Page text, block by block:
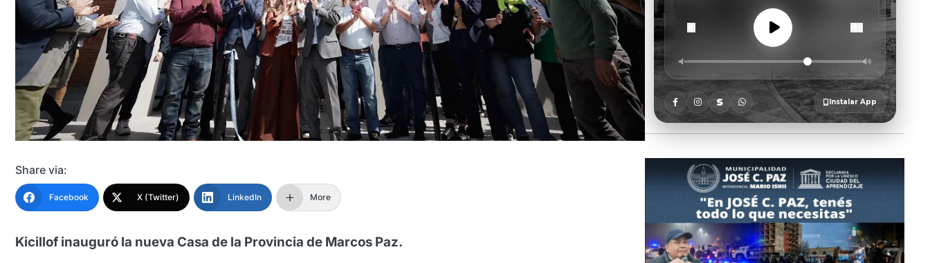
Share via:
Facebook X (Twitter) LinkedIn More
Kicillof inauguró la nueva Casa de la Provincia de Marcos Paz.